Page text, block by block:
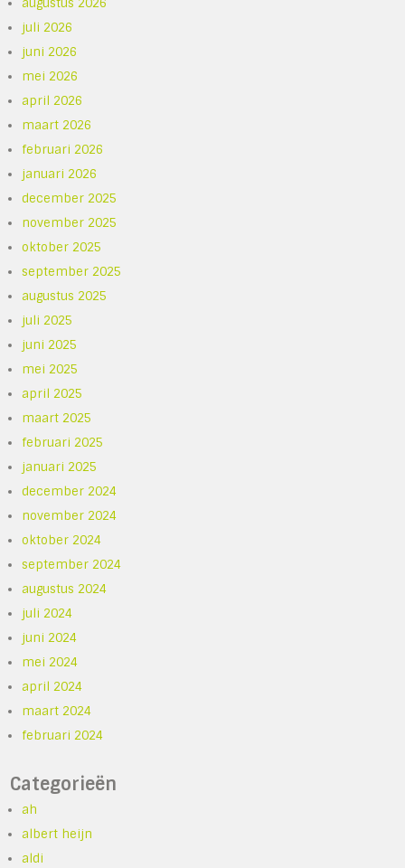
augustus 2026
juli 2026
juni 2026
mei 2026
april 2026
maart 2026
februari 2026
januari 2026
december 2025
november 2025
oktober 2025
september 2025
augustus 2025
juli 2025
juni 2025
mei 2025
april 2025
maart 2025
februari 2025
januari 2025
december 2024
november 2024
oktober 2024
september 2024
augustus 2024
juli 2024
juni 2024
mei 2024
april 2024
maart 2024
februari 2024
Categorieën
ah
albert heijn
aldi